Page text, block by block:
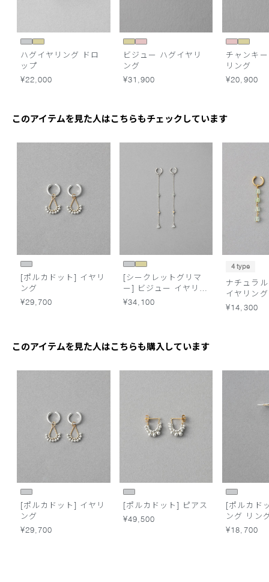
ハグイヤリング ドロ
ップ
¥22,000
ビジュー ハグイヤリ
ング
¥31,900
チャンキ
リング
¥20,900
このアイテムを見た人はこちらもチェックしています
[ポルカドット] イヤリ
ング
¥29,700
[シークレットグリマ
ー] ビジュー イヤリン
グ
¥34,100
4 type
ナチュラ
イヤリング
¥14,300
このアイテムを見た人はこちらも購入しています
[ポルカドット] イヤリ
ング
¥29,700
[ポルカドット] ピアス
¥49,500
[ポルカド
ング リン
¥18,700